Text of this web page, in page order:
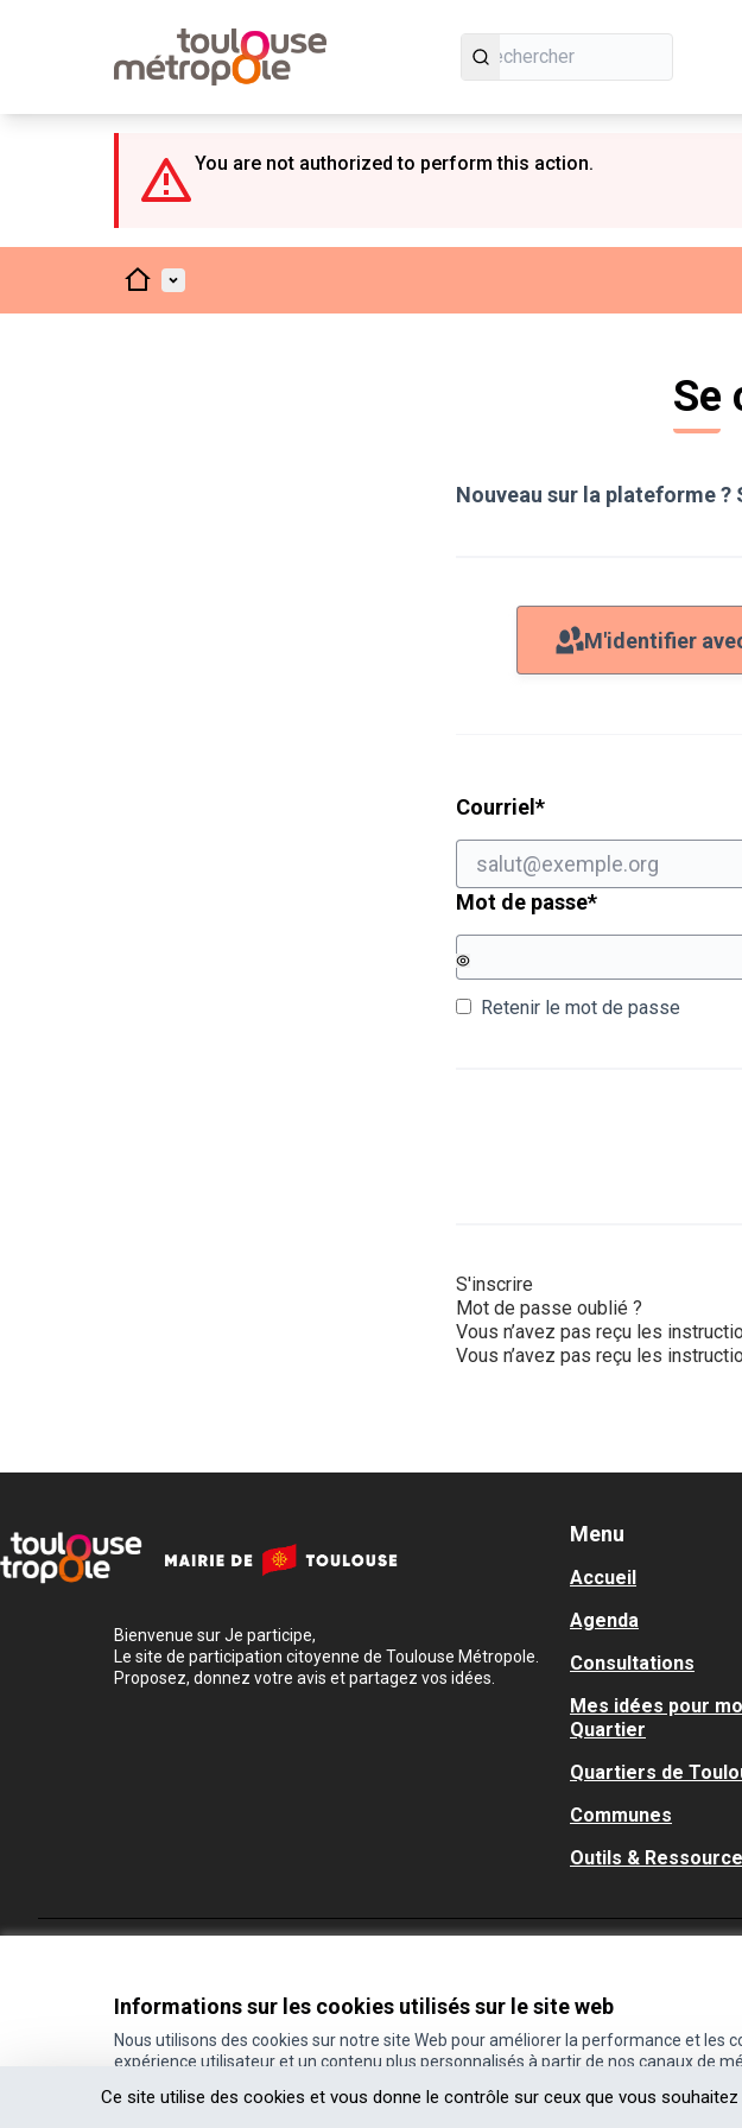
Ce site utilise des cookies et vous donne le contrôle sur ceux que vous
Informations sur les cookies utilisés sur le site web
Nous utilisons des cookies sur notre site Web pour améliorer la performance et les
expérience utilisateur et un contenu plus personnalisés à partir de nos canaux de
You are not authorized to perform this action.
AccueilMenu principal
Se
Nouveau sur la plateforme ?
M'identifier
Courriel *Champ obligatoire
Mot de passe*Champ
Retenir le mot de passe
S'inscrire
Mot de passe oublié ?
Vous n’avez pas reçu les
Vous n’avez pas reçu les
Bienvenue sur Je participe,
Le site de participation citoyenne de Toulouse Métropole.
Proposez, donnez votre avis et partagez vos idées.
Menu
Accueil
Agenda
Consultations
Mes idées pour
Quartier
Quartiers de
Communes
Outils &
(Lien externe)
Site réalisé grâce aulogiciel libre Decidim
(Lien externe)
.